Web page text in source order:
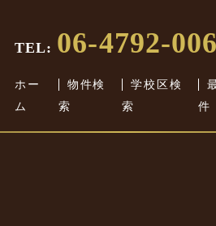
TEL: 06-4792-
ホー
ム
物件検
索
学校区検
索
件